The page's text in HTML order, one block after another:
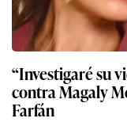
“Investigaré su
contra Magaly
Farfán